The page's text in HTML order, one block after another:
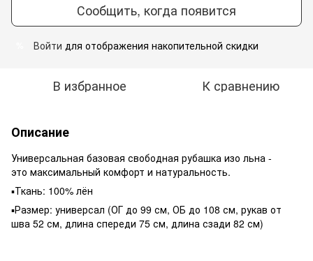
Сообщить, когда появится
Войти для отображения накопительной скидки
В избранное К сравнению
Описание
Универсальная базовая свободная рубашка изо льна -
это максимальный комфорт и натуральность.
▪️Ткань: 100% лён
▪️Размер: универсал (ОГ до 99 см, ОБ до 108 см, рукав от
шва 52 см, длина спереди 75 см, длина сзади 82 см)